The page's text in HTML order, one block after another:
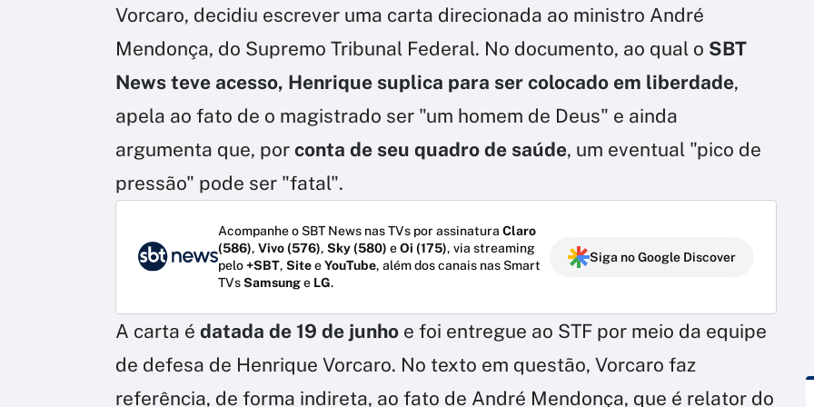
Vorcaro, decidiu escrever uma carta direcionada ao ministro André
Mendonça, do Supremo Tribunal Federal. No documento, ao qual o SBT
News teve acesso, Henrique suplica para ser colocado em liberdade,
apela ao fato de o magistrado ser "um homem de Deus" e ainda
argumenta que, por conta de seu quadro de saúde, um eventual "pico de
pressão" pode ser "fatal".
Acompanhe o SBT News nas TVs por assinatura Claro
(586), Vivo (576), Sky (580) eOi (175), via streaming
pelo+SBT, SiteeYouTube, além dos canais nas Smart
TVsSamsunge LG.
Siga no Google Discover
A carta é datada de 19 de junho e foi entregue ao STF por meio da equipe
de defesa de Henrique Vorcaro. No texto em questão, Vorcaro faz
referência, de forma indireta, ao fato de André Mendonça, que é relator do